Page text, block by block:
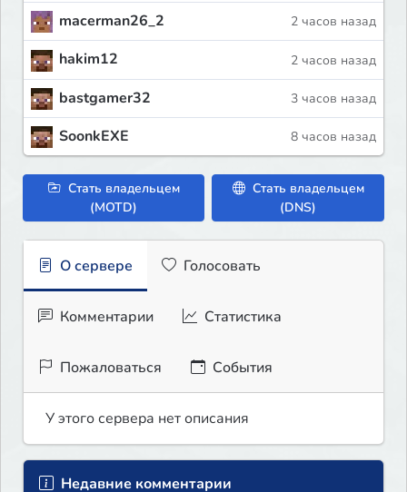
macerman26_2 2 часов назад
hakim12 2 часов назад
bastgamer32 3 часов назад
SoonkEXE 8 часов назад
Стать владельцем
(MOTD)
Стать владельцем
(DNS)
О сервере Голосовать
Комментарии Статистика
Пожаловаться События
У этого сервера нет описания
Недавние комментарии